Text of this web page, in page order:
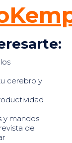
cerebro y
y mandos
de